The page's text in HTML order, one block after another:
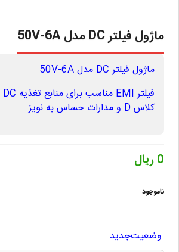
ماژول فیلتر DC مدل 50V-6A
ماژول فیلتر DC مدل 50V-6A
کلاس D و مدارات حساس به نویز
0 ریال
ناموجود
وضعیتجدید